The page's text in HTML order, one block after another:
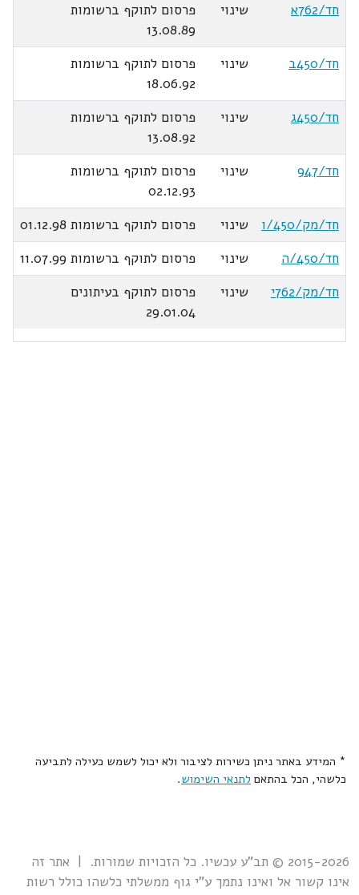
חד/762א
שינוי
פרסום לתוקף ברשומות
13.08.89
חד/450ב
שינוי
פרסום לתוקף ברשומות
18.06.92
חד/450ג
שינוי
פרסום לתוקף ברשומות
13.08.92
חד/947
שינוי
פרסום לתוקף ברשומות
02.12.93
חד/מק/450/ו
שינוי
פרסום לתוקף ברשומות 01.12.98
חד/450/ה
שינוי
פרסום לתוקף ברשומות 11.07.99
חד/מק/762י
שינוי
פרסום לתוקף בעיתונים
29.01.04
* המידע באתר ניתן כשירות לציבור ולא יכול לשמש כעילה לתביעה
כלשהי, הכל בהתאם לתנאי השימוש.
2015-2026 © תב"ע עכשיו. כל הזכויות שמורות. | אתר זה
אינו קשור אל ואינו נתמך ע"י גוף ממשלתי כלשהו כולל רשות